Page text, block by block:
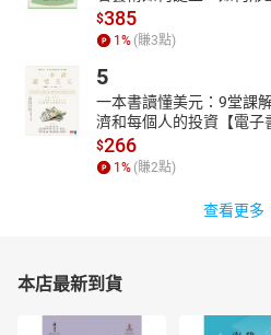
$385
1 % (賺3點)
5
一本書讀懂美元：9堂課
濟和每個人的投資【電子
$266
1 % (賺2點)
查看更多
本店最新到貨